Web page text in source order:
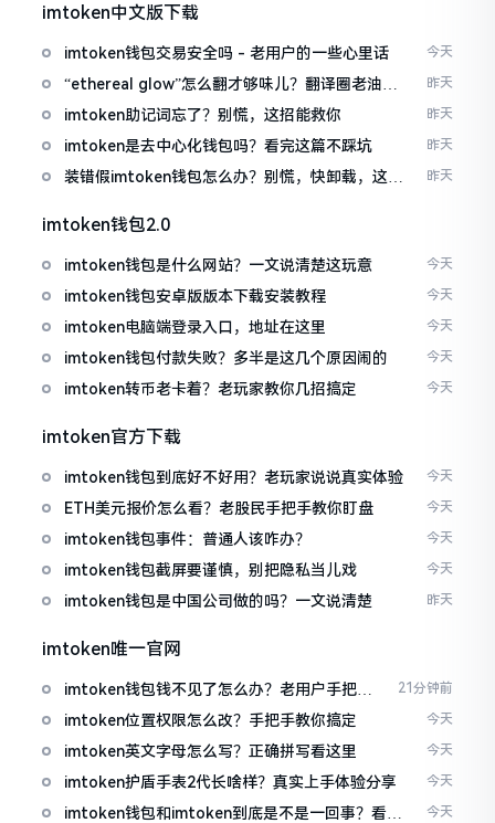
imtoken中文版下载
imtoken钱包交易安全吗 - 老用户的一些心里话 今天
“ethereal glow”怎么翻才够味儿？翻译圈老油条
的私房话
昨天
imtoken助记词忘了？别慌，这招能救你 昨天
imtoken是去中心化钱包吗？看完这篇不踩坑 昨天
装错假imtoken钱包怎么办？别慌，快卸载，这几
昨天
imtoken钱包2.0
imtoken钱包是什么网站？一文说清楚这玩意 今天
imtoken钱包安卓版版本下载安装教程 今天
imtoken电脑端登录入口，地址在这里 今天
imtoken钱包付款失败？多半是这几个原因闹的 今天
imtoken转币老卡着？老玩家教你几招搞定 今天
imtoken官方下载
imtoken钱包到底好不好用？老玩家说说真实体验 今天
ETH美元报价怎么看？老股民手把手教你盯盘 今天
imtoken钱包事件：普通人该咋办？ 今天
imtoken钱包截屏要谨慎，别把隐私当儿戏 今天
imtoken钱包是中国公司做的吗？一文说清楚 昨天
imtoken唯一官网
imtoken钱包钱不见了怎么办？老用户手把手
教你找回
21分钟前
imtoken位置权限怎么改？手把手教你搞定 今天
imtoken英文字母怎么写？正确拼写看这里 今天
imtoken护盾手表2代长啥样？真实上手体验分享 今天
imtoken钱包和imtoken到底是不是一回事？看完
今天